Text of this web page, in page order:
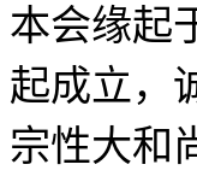
本会缘起
起成立，
宗性大和